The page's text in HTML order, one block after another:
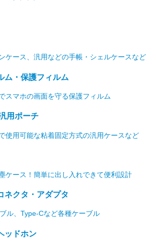
ケース、汎用などの手帳・シェルケースなど
ム・保護フィルム
スマホの画面を守る保護フィルム
用ポーチ
使用可能な粘着固定方式の汎用ケースなど
ケース！簡単に出し入れできて便利設計
ネクタ・アダプタ
ル、Type-Cなど各種ケーブル
ッドホン